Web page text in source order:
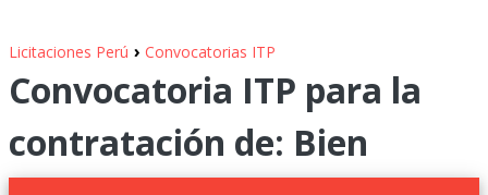
Licitaciones Perú › Convocatorias ITP
Convocatoria ITP para la
contratación de: Bien